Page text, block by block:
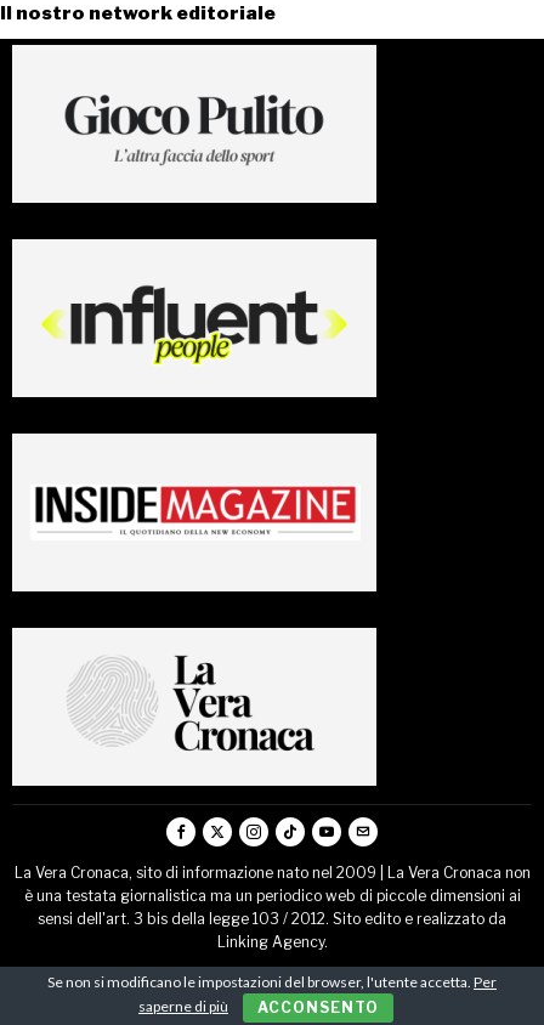
Il nostro network editoriale
La Vera Cronaca, sito di informazione nato nel 2009 | La Vera Cronaca non
è una testata giornalistica ma un periodico web di piccole dimensioni ai
sensi dell'art. 3 bis della legge 103 / 2012. Sito edito e realizzato da
Linking Agency.
CONTATTI
IL NOSTRO NETWORK EDITORIALE
COMUNICATI STAMPA
Se non si modificano le impostazioni del browser, l'utente accetta. Per
saperne di più
ACCONSENTO